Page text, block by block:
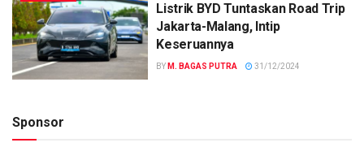
Listrik BYD Tuntaskan Road Trip
Jakarta-Malang, Intip
Keseruannya
BY M. BAGAS PUTRA 31/12/2024
Sponsor